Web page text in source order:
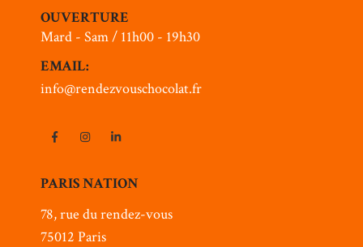
OUVERTURE
Mard - Sam / 11h00 - 19h30
EMAIL:
info@rendezvouschocolat.fr
PARIS NATION
78, rue du rendez-vous
75012 Paris